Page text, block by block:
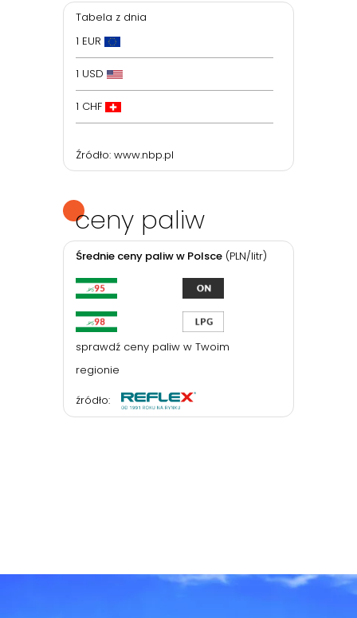
ceny paliw
Średnie ceny paliw w Polsce (PLN/litr)
sprawdź ceny paliw w Twoim
regionie
źródło:
Tabela z dnia
1 EUR
1 USD
1 CHF
Źródło: www.nbp.pl